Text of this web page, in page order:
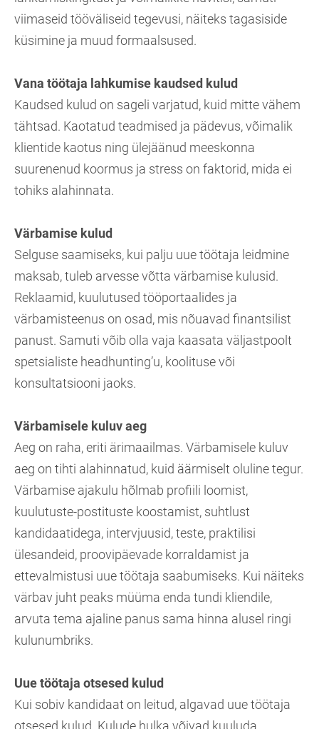
viimaseid tööväliseid tegevusi, näiteks tagasiside
küsimine ja muud formaalsused.
Vana töötaja lahkumise kaudsed kulud
Kaudsed kulud on sageli varjatud, kuid mitte vähem
tähtsad. Kaotatud teadmised ja pädevus, võimalik
klientide kaotus ning ülejäänud meeskonna
suurenenud koormus ja stress on faktorid, mida ei
tohiks alahinnata.
Värbamise kulud
Selguse saamiseks, kui palju uue töötaja leidmine
maksab, tuleb arvesse võtta värbamise kulusid.
Reklaamid, kuulutused tööportaalides ja
värbamisteenus on osad, mis nõuavad finantsilist
panust. Samuti võib olla vaja kaasata väljastpoolt
spetsialiste headhunting’u, koolituse või
konsultatsiooni jaoks.
Värbamisele kuluv aeg
Aeg on raha, eriti ärimaailmas. Värbamisele kuluv
aeg on tihti alahinnatud, kuid äärmiselt oluline tegur.
Värbamise ajakulu hõlmab profiili loomist,
kuulutuste-postituste koostamist, suhtlust
kandidaatidega, intervjuusid, teste, praktilisi
ülesandeid, proovipäevade korraldamist ja
ettevalmistusi uue töötaja saabumiseks. Kui näiteks
värbav juht peaks müüma enda tundi kliendile,
arvuta tema ajaline panus sama hinna alusel ringi
kulunumbriks.
Uue töötaja otsesed kulud
Kui sobiv kandidaat on leitud, algavad uue töötaja
otsesed kulud. Kulude hulka võivad kuuluda